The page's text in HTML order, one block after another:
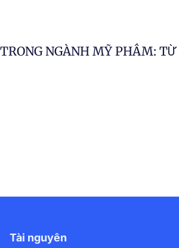
Tài nguyên